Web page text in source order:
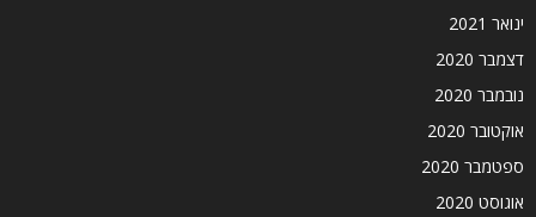
ינואר 2021
דצמבר 2020
נובמבר 2020
אוקטובר 2020
ספטמבר 2020
אוגוסט 2020